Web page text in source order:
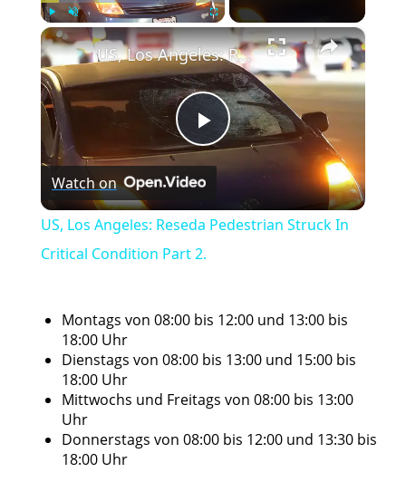
Play Unmute Fullscreen ×
Play
Video
US, Los Angeles: Reseda Pedestrian Struck In Critical Condition Part 2.
Watch on
US, Los Angeles: Reseda Pedestrian Struck In
Critical Condition Part 2.
Montags von 08:00 bis 12:00 und 13:00 bis
18:00 Uhr
Dienstags von 08:00 bis 13:00 und 15:00 bis
18:00 Uhr
Mittwochs und Freitags von 08:00 bis 13:00
Uhr
Donnerstags von 08:00 bis 12:00 und 13:30 bis
18:00 Uhr